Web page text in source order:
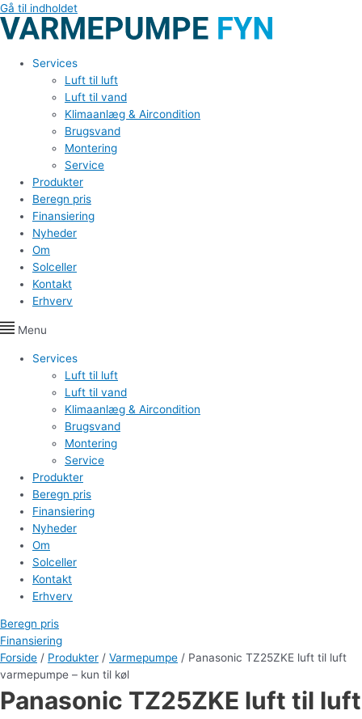
Gå til indholdet
Services
Luft til luft
Luft til vand
Klimaanlæg & Aircondition
Brugsvand
Montering
Service
Produkter
Beregn pris
Finansiering
Nyheder
Om
Solceller
Kontakt
Erhverv
Menu
Services
Luft til luft
Luft til vand
Klimaanlæg & Aircondition
Brugsvand
Montering
Service
Produkter
Beregn pris
Finansiering
Nyheder
Om
Solceller
Kontakt
Erhverv
Beregn pris
Finansiering
Forside / Produkter / Varmepumpe / Panasonic TZ25ZKE luft til luft
varmepumpe – kun til køl
Panasonic TZ25ZKE luft til luft